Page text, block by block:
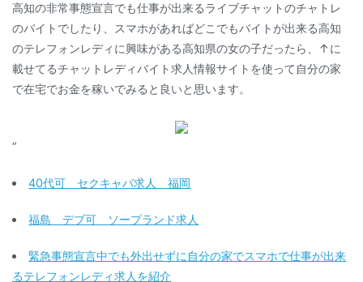
高知の非常事態宣言でも仕事が出来るライブチャットのチャトレ
のバイトでしたり、スマホがあればどこでもバイトが出来る高知
のテレフォンレディに興味がある高知県の女の子だったら、↑に
載せてるチャットレディバイト求人情報サイトを使って自分の家
で在宅でお金を稼いでみると良いと思います。
“
40代可 セクキャバ求人 福岡
福島 デブ可 ソープランド求人
緊急事態宣言中でも外出せずに自分の家でスマホで仕事が出来
るテレフォンレディ求人を紹介